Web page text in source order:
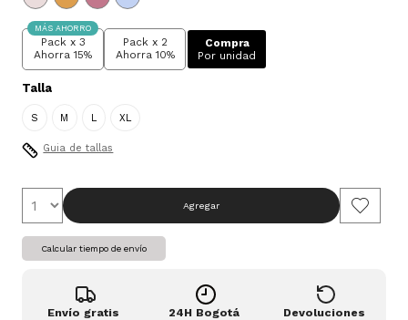
MÁS AHORRO
Pack x 3
Ahorra 15%
Pack x 2
Ahorra 10%
Compra
Por unidad
Talla
S M L XL
Guia de tallas
Agregar
Calcular tiempo de envío
Envío gratis 24H Bogotá Devoluciones